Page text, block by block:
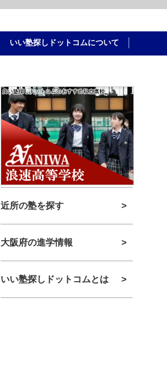
いい塾探しドットコムについて
近所の塾を探す >
大阪府の進学情報 >
いい塾探しドットコムとは >